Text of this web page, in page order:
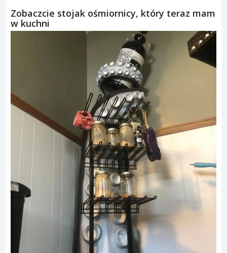
Zobaczcie stojak ośmiornicy, który teraz mam
w kuchni